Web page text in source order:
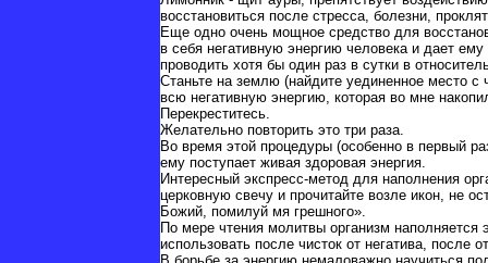
восстановиться после стресса, болезни,
Еще одно очень мощное средство для
в себя негативную энергию человека и дает
проводить хотя бы один раз в сутки в
Станьте на землю (найдите уединенное место
всю негативную энергию, которая во мне
Перекреститесь.
Желательно повторить это три раза.
Во время этой процедуры (особенно в первый
ему поступает живая здоровая энергия.
Интересный экспресс-метод для наполнения
церковную свечу и прочитайте возле икон, не
Божий, помилуй мя грешного».
По мере чтения молитвы организм
использовать после чисток от негатива, после